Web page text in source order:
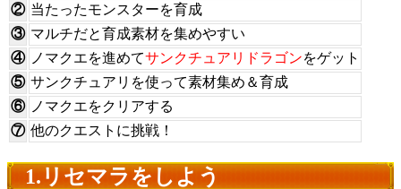
② 当たったモンスターを育成
③ マルチだと育成素材を集めやすい
④ ノマクエを進めてサンクチュアリドラゴンをゲット
⑤ サンクチュアリを使って素材集め＆育成
⑥ ノマクエをクリアする
⑦ 他のクエストに挑戦！
1.リセマラをしよう